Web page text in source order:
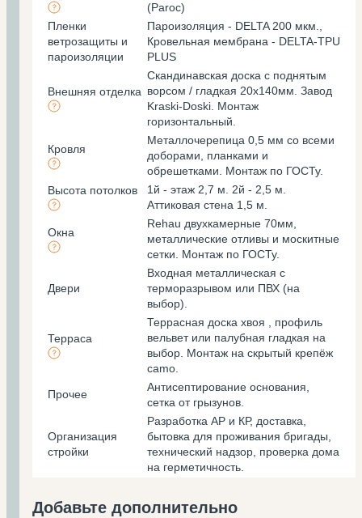
(Paroc)
Пленки
ветрозащиты и
пароизоляции
Пароизоляция - DELTA 200 мкм.,
Кровельная мембрана - DELTA-TPU
PLUS
Внешняя отделка
Скандинавская доска с поднятым
ворсом / гладкая 20х140мм. Завод
Kraski-Doski. Монтаж
горизонтальный.
Кровля
Металлочерепица 0,5 мм со всеми
доборами, планками и
обрешетками. Монтаж по ГОСТу.
Высота потолков
1й - этаж 2,7 м. 2й - 2,5 м.
Аттиковая стена 1,5 м.
Окна
Rehau двухкамерные 70мм,
металлические отливы и москитные
сетки. Монтаж по ГОСТу.
Двери
Входная металлическая с
терморазрывом или ПВХ (на
выбор).
Терраса
Террасная доска хвоя , профиль
вельвет или палубная гладкая на
выбор. Монтаж на скрытый крепёж
camo.
Прочее
Антисептирование основания,
cетка от грызунов.
Организация
стройки
Разработка АР и КР, доставка,
бытовка для проживания бригады,
технический надзор, проверка дома
на герметичность.
Добавьте дополнительно